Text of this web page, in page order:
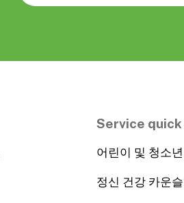
Service
어린이 및 청소년
정신 건강 카운